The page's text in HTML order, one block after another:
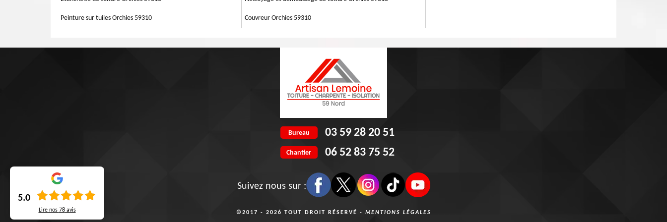
Peinture sur tuiles Orchies 59310 Couvreur Orchies 59310
Bureau 03 59 28 20 51
Chantier 06 52 83 75 52
Suivez nous sur :
©2017 - 2026 TOUT DROIT RÉSERVÉ - MENTIONS LÉGALES
5.0
Lire nos 78avis